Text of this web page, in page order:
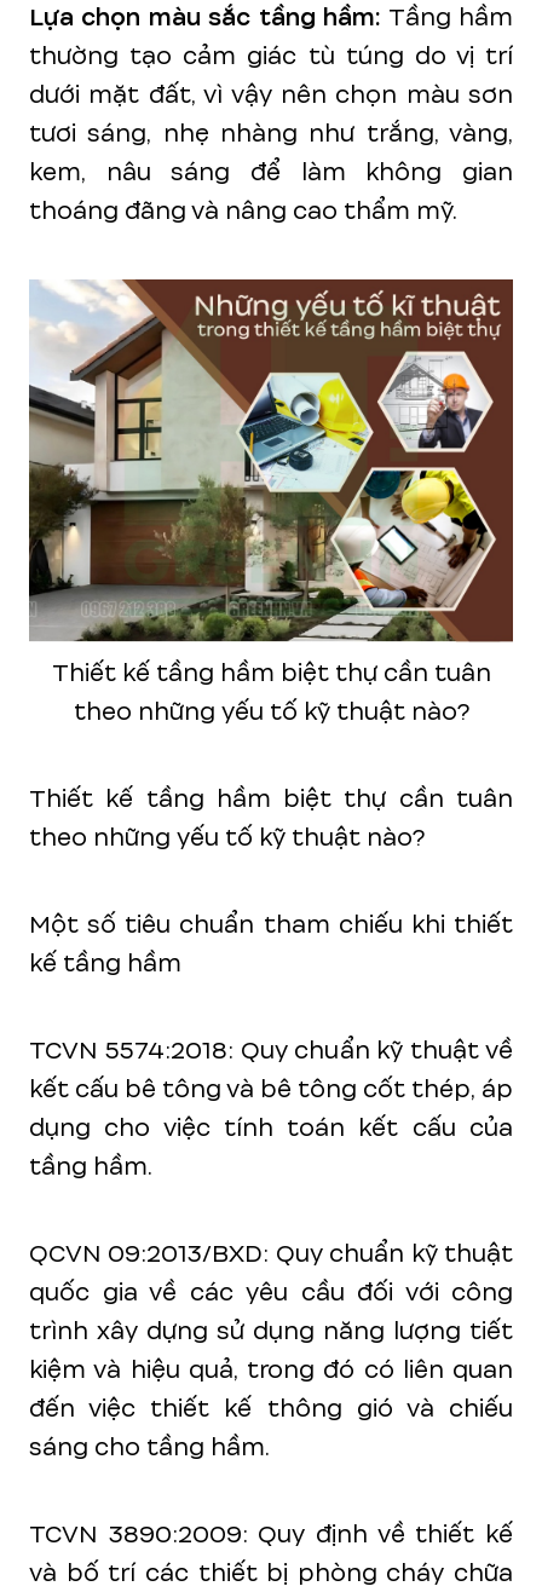
Lựa chọn màu sắc tầng hầm: Tầng hầm
thường tạo cảm giác tù túng do vị trí
dưới mặt đất, vì vậy nên chọn màu sơn
tươi sáng, nhẹ nhàng như trắng, vàng,
kem, nâu sáng để làm không gian
thoáng đãng và nâng cao thẩm mỹ.
Thiết kế tầng hầm biệt thự cần tuân
theo những yếu tố kỹ thuật nào?
Thiết kế tầng hầm biệt thự cần tuân
theo những yếu tố kỹ thuật nào?
Một số tiêu chuẩn tham chiếu khi thiết
kế tầng hầm
TCVN 5574:2018: Quy chuẩn kỹ thuật về
kết cấu bê tông và bê tông cốt thép, áp
dụng cho việc tính toán kết cấu của
tầng hầm.
QCVN 09:2013/BXD: Quy chuẩn kỹ thuật
quốc gia về các yêu cầu đối với công
trình xây dựng sử dụng năng lượng tiết
kiệm và hiệu quả, trong đó có liên quan
đến việc thiết kế thông gió và chiếu
sáng cho tầng hầm.
TCVN 3890:2009: Quy định về thiết kế
và bố trí các thiết bị phòng cháy chữa